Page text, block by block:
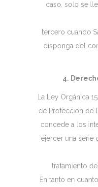
caso, solo se
tercero cuando
disponga del
4.
La Ley Orgánica
de Protección de
concede a los
ejercer una serie
tratamiento
En tanto en